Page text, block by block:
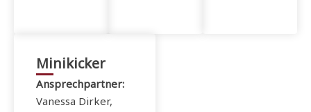
Minikicker
Ansprechpartner:
Vanessa Dirker,